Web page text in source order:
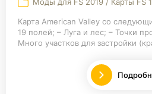
Моды для FS 2019 / Карты FS
Карта American Valley со
19 полей; – Луга и лес; – Точки
Много участков для застройки